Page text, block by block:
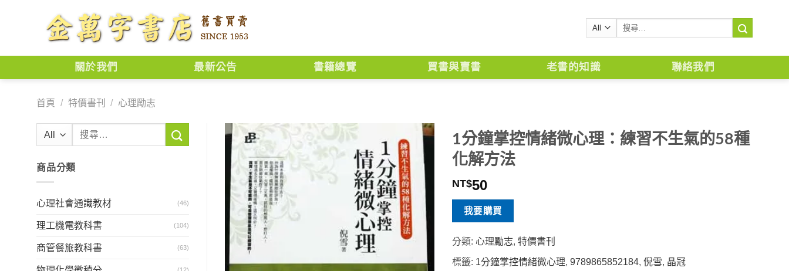
搜
鍵
關於我們 最新公告 書籍總覽 買書與賣書 老書的知識 聯絡我們
首頁 / 特價書刊 / 心理勵志
鍵
商品分類
心理社會通識教材 (46)
理工機電教科書 (104)
商管餐旅教科書 (63)
(12)
1分鐘掌控情緒微心理：練習不生氣的58種
化解方法
NT$50
我要購買
分類: 心理勵志,特價書刊
標籤: 1分鐘掌控情緒微心理,9789865852184,倪雪, 晶冠